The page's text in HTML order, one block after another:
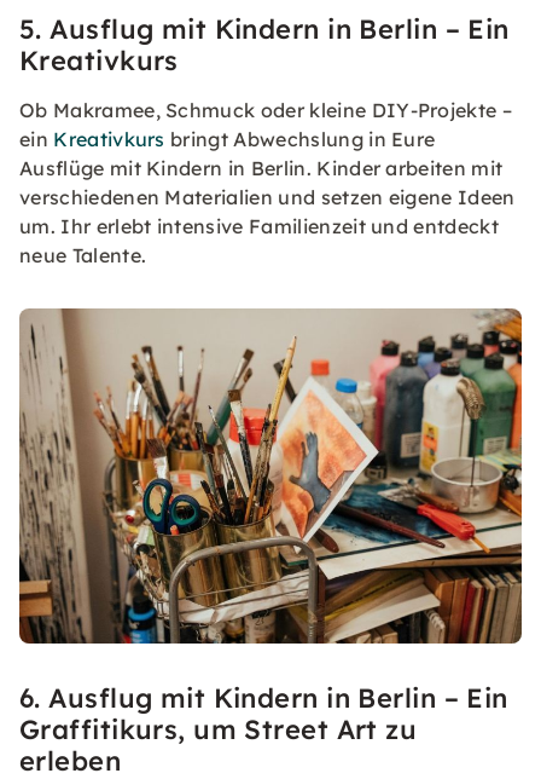
5. Ausflug mit Kindern in Berlin – Ein
Kreativkurs
Ob Makramee, Schmuck oder kleine DIY-Projekte –
ein Kreativkurs bringt Abwechslung in Eure
Ausflüge mit Kindern in Berlin. Kinder arbeiten mit
verschiedenen Materialien und setzen eigene Ideen
um. Ihr erlebt intensive Familienzeit und entdeckt
neue Talente.
6. Ausflug mit Kindern in Berlin – Ein
Graffitikurs, um Street Art zu
erleben